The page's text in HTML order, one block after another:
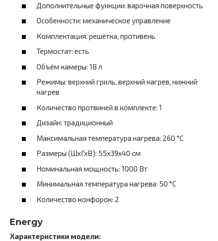
Дополнительные функции: варочная поверхность
Особенности: механическое управление
Комплектация: решётка, противень
Термостат: есть
Объём камеры: 18 л
Режимы: верхний гриль, верхний нагрев, нижний
нагрев
Количество протвиней в комплекте: 1
Дизайн: традиционный
Максимальная температура нагрева: 260 °C
Размеры (ШхГхВ): 55х39х40 см
Номинальная мощность: 1000 Вт
Минимальная температура нагрева: 50 °C
Количество конфорок: 2
Energy
Характеристики модели: